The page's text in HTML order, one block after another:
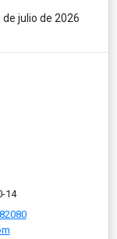
julio de 2026
14